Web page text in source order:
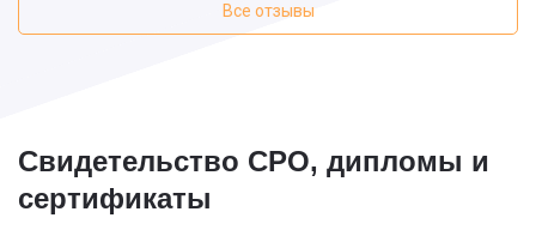
Все отзывы
Свидетельство СРО, дипломы и
сертификаты